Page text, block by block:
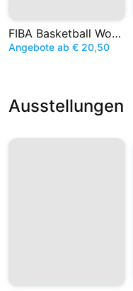
FIBA Basketball World Cup
Angebote ab € 20,50
Ausstellungen